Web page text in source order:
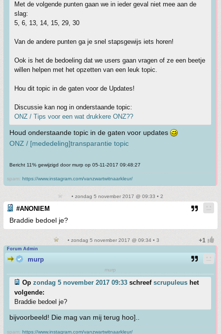
Met de volgende punten gaan we in ieder geval niet mee aan de
slag:
5, 6, 13, 14, 15, 29, 30
Van de andere punten ga je snel stapsgewijs iets horen!
Ook is het de bedoeling dat we users gaan vragen of ze een beetje
willen helpen met het opzetten van een leuk topic.
Hou dit topic in de gaten voor de Updates!
Discussie kan nog in onderstaande topic:
ONZ / Tips voor een wat drukkere ONZ??
Houd onderstaande topic in de gaten voor updates
ONZ / [mededeling]transparantie topic
Bericht 11% gewijzigd door murp op 05-11-2017 09:48:27
spam: https://www.instagram.com/vanzwartwitnaarkleur/
• zondag 5 november 2017 @ 09:33 • 2
#ANONIEM
Braddie bedoel je?
• zondag 5 november 2017 @ 09:34 • 3
Forum Admin
murp
murp
Op zondag 5 november 2017 09:33 schreef scrupuleus het
volgende:
Braddie bedoel je?
bijvoorbeeld! Die mag van mij terug hoo]..
spam: https://www.instagram.com/vanzwartwitnaarkleur/